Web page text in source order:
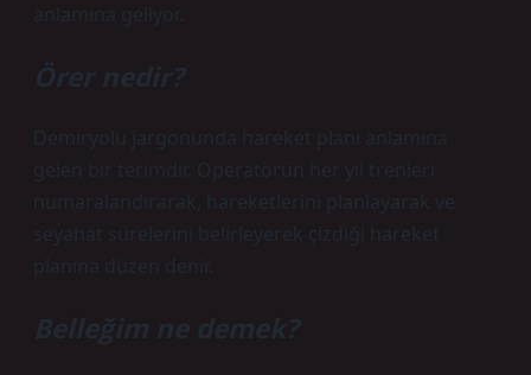
anlamına geliyor.
Örer nedir?
Demiryolu jargonunda hareket planı anlamına
gelen bir terimdir. Operatörün her yıl trenleri
numaralandırarak, hareketlerini planlayarak ve
seyahat sürelerini belirleyerek çizdiği hareket
planına düzen denir.
Belleğim ne demek?